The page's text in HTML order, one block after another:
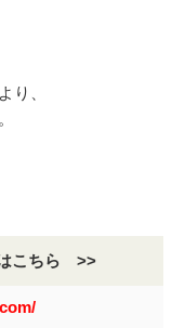
り、
。
はこちら >>